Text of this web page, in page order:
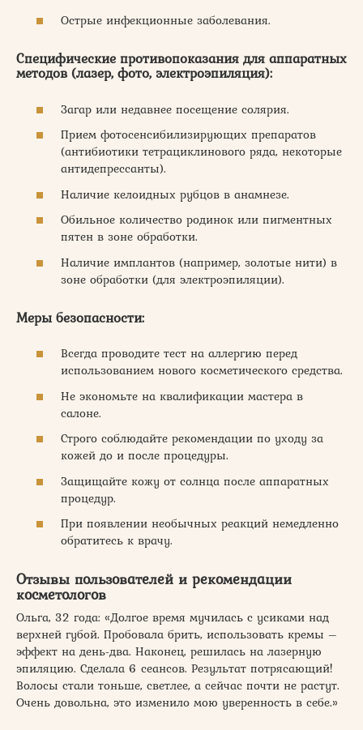
Острые инфекционные заболевания.
Специфические противопоказания для аппаратных
методов (лазер, фото, электроэпиляция):
Загар или недавнее посещение солярия.
Прием фотосенсибилизирующих препаратов
(антибиотики тетрациклинового ряда, некоторые
антидепрессанты).
Наличие келоидных рубцов в анамнезе.
Обильное количество родинок или пигментных
пятен в зоне обработки.
Наличие имплантов (например, золотые нити) в
зоне обработки (для электроэпиляции).
Меры безопасности:
Всегда проводите тест на аллергию перед
использованием нового косметического средства.
Не экономьте на квалификации мастера в
салоне.
Строго соблюдайте рекомендации по уходу за
кожей до и после процедуры.
Защищайте кожу от солнца после аппаратных
процедур.
При появлении необычных реакций немедленно
обратитесь к врачу.
Отзывы пользователей и рекомендации
косметологов
Ольга, 32 года: «Долгое время мучилась с усиками над
верхней губой. Пробовала брить, использовать кремы –
эффект на день-два. Наконец, решилась на лазерную
эпиляцию. Сделала 6 сеансов. Результат потрясающий!
Волосы стали тоньше, светлее, а сейчас почти не растут.
Очень довольна, это изменило мою уверенность в себе.»